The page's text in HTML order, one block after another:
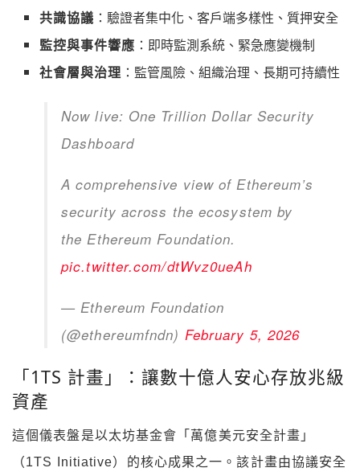
共識協議 ：驗證者集中化、客戶端多樣性、質押安全
監控與事件響應 ：即時監測系統、緊急應變機制
社會層與治理 ：監管風險、組織治理、長期可持續性
Now live: One Trillion Dollar Security
Dashboard
A comprehensive view of Ethereum’s
security across the ecosystem by
the Ethereum Foundation.
pic.twitter.com/dtWvz0ueAh
— Ethereum Foundation
(@ethereumfndn) February 5, 2026
「1TS 計畫」：讓數十億人安心存放兆級
資產
這個儀表盤是以太坊基金會「萬億美元安全計畫」
（1TS Initiative）的核心成果之一。該計畫由協議安全